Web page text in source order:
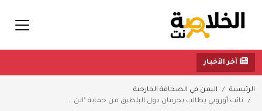
آخر الأخبار
الرئيسية
اليمن في الصحافة الخارجية
نائب أوروبي يطالب بحرمان دول البلطيق من حماية "الن...